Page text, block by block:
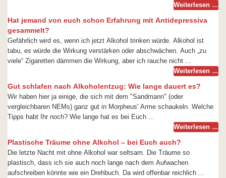
Weiterlesen …
Hat jemand von euch schon Erfahrung mit Antidepressiva
gesammelt?
Gefährlich wird es, wenn ich jetzt Alkohol trinken würde. Alkohol ist
tabu, es würde die Wirkung verstärken oder abschwächen. Auch „zu
viele“ Zigaretten dämmen die Wirkung, aber ich rauche nicht ...
Weiterlesen …
Gut schlafen nach Alkoholentzug: Wie lange dauert es?
Wir haben hier ja einige, die sich mit dem "Sandmann" (oder
vergleichbaren NEMs) ganz gut in Morpheus' Arme schaukeln. Welche
Tipps habt Ihr noch? Wie lange hat es bei Euch ...
Weiterlesen …
Plastische Träume ohne Alkohol – bei Euch auch?
Die letzte Nacht mit ohne Alkohol war seltsam. Die Träume so
plastisch, dass ich sie auch noch lange nach dem Aufwachen
aufschreiben könnte wie ein Drehbuch. Da wird offenbar reichlich ...